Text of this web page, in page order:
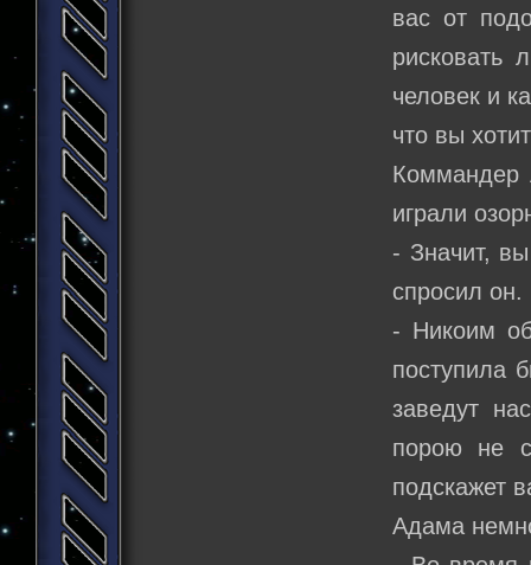
вас от
человек и
что вы
Коммандер
играли
- Значит,
спросил он.
- Никоим
поступила
заведут
порою не
подскажет
Адама